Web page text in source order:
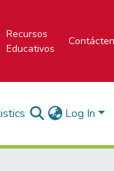
Recursos
Educativos
Log In